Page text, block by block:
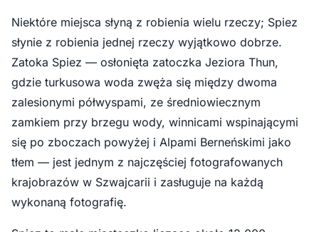
Niektóre miejsca słyną z robienia wielu rzeczy; Spiez
słynie z robienia jednej rzeczy wyjątkowo dobrze.
Zatoka Spiez — osłonięta zatoczka Jeziora Thun,
gdzie turkusowa woda zwęża się między dwoma
zalesionymi półwyspami, ze średniowiecznym
zamkiem przy brzegu wody, winnicami wspinającymi
się po zboczach powyżej i Alpami Berneńskimi jako
tłem — jest jednym z najczęściej fotografowanych
krajobrazów w Szwajcarii i zasługuje na każdą
wykonaną fotografię.